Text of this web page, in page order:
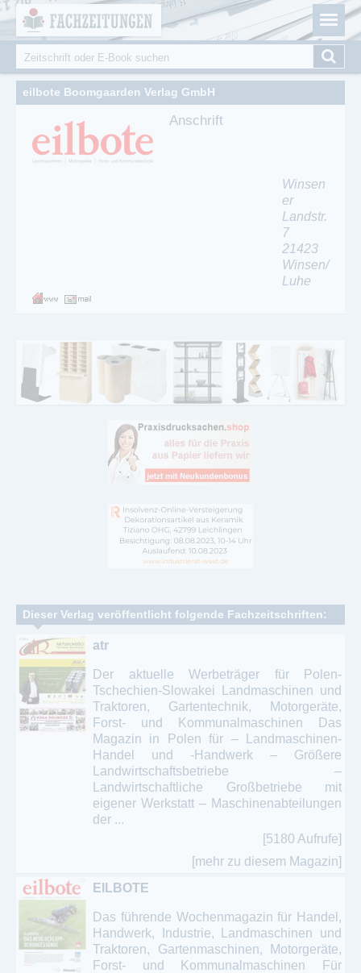
Fachzeitungen.de - Das unabhängige Portal für
Fachmagazine Fachpublikationen & eBooks
Suchformular
Suche
eilbote Boomgaarden Verlag GmbH
Anschrift
Winsen
er
Landstr.
7
21423
Winsen/
Luhe
Dieser Verlag veröffentlicht folgende Fachzeitschriften:
atr
Der aktuelle Werbeträger für Polen-
Tschechien-Slowakei Landmaschinen und
Traktoren, Gartentechnik, Motorgeräte,
Forst- und Kommunalmaschinen Das
Magazin in Polen für – Landmaschinen-
Handel und -Handwerk – Größere
Landwirtschaftsbetriebe –
Landwirtschaftliche Großbetriebe mit
eigener Werkstatt – Maschinenabteilungen
der ...
[5180 Aufrufe]
[mehr zu diesem Magazin]
EILBOTE
Das führende Wochenmagazin für Handel,
Handwerk, Industrie, Landmaschinen und
Traktoren, Gartenmaschinen, Motorgeräte,
Forst- und Kommunalmaschinen Für
Cookie-Einstellungen